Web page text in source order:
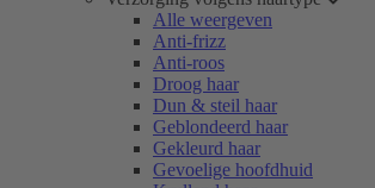
Alle weergeven
Anti-frizz
Anti-roos
Droog haar
Dun & steil haar
Geblondeerd haar
Gekleurd haar
Gevoelige hoofdhuid